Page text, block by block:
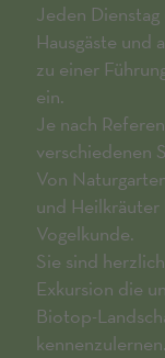
Jeden
Hausgäste und
zu einer
ein.
Je nach
verschiedenen
Von
und
Vogelkunde.
Sie sind
Exkursion die
Biotop-
kennenzulernen.